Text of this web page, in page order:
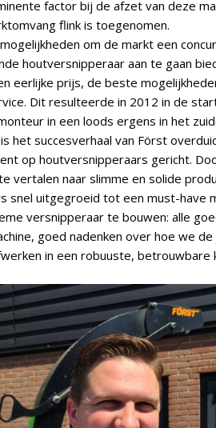
factor bij de afzet van deze
flink is toegenomen.
om de markt een
houtversnipperaar aan te gaan
eerlijke prijs, de beste
Dit resulteerde in 2012 in de
in een loods ergens in het
het succesverhaal van Först
op houtversnipperaars gericht.
vertalen naar slimme en solide
snel uitgegroeid tot een must-have
versnipperaar te bouwen: alle
goed nadenken over hoe we
in een robuuste, betrouwbare